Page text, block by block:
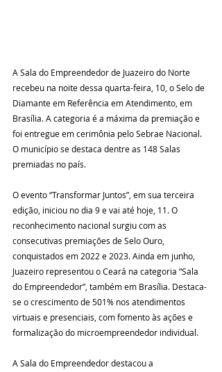
A Sala do Empreendedor de Juazeiro do Norte
recebeu na noite dessa quarta-feira, 10, o Selo de
Diamante em Referência em Atendimento, em
Brasília. A categoria é a máxima da premiação e
foi entregue em cerimônia pelo Sebrae Nacional.
O município se destaca dentre as 148 Salas
premiadas no país.
O evento “Transformar Juntos”, em sua terceira
edição, iniciou no dia 9 e vai até hoje, 11. O
reconhecimento nacional surgiu com as
consecutivas premiações de Selo Ouro,
conquistados em 2022 e 2023. Ainda em junho,
Juazeiro representou o Ceará na categoria “Sala
do Empreendedor”, também em Brasília. Destaca-
se o crescimento de 501% nos atendimentos
virtuais e presenciais, com fomento às ações e
formalização do microempreendedor individual.
A Sala do Empreendedor destacou a